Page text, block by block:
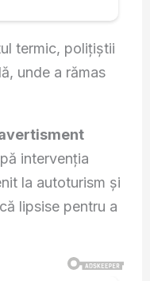
termic, polițiștii
unde a rămas
intervenția
la autoturism și
lipsise pentru a